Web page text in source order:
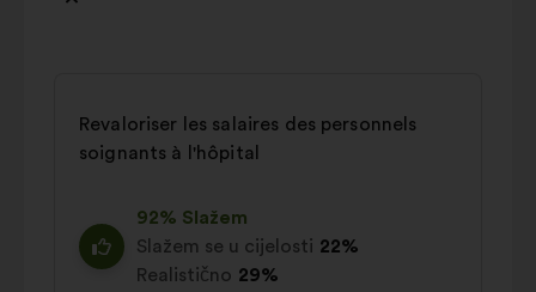
Revaloriser les salaires des personnels
soignants à l'hôpital
92% Slažem
Slažem se u cijelosti 22%
Realistično 29%